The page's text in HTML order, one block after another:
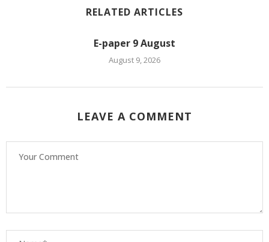
RELATED ARTICLES
E-paper 9 August
August 9, 2026
LEAVE A COMMENT